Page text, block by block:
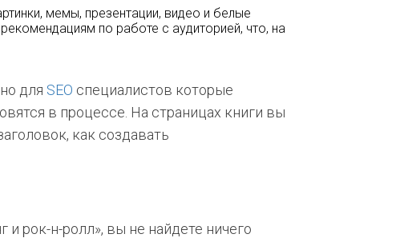
мемы, презентации, видео и белые
по работе с аудиторией, что, на
для SEO специалистов которые
в процессе. На страницах книги вы
как создавать
и рок-н-ролл», вы не найдете ничего